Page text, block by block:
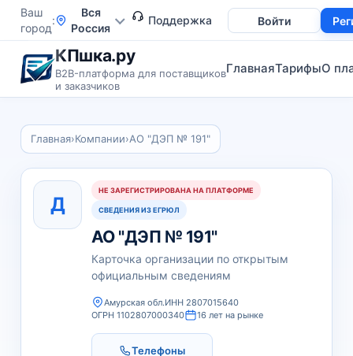
Ваш
город
Вся
Россия
Войти
Поддержка
КПшка.ру
B2B-платформа для поставщиков
и заказчиков
ГлавнаяТарифыО
Главная›Компании›АО "ДЭП № 191"
Д
НЕ ЗАРЕГИСТРИРОВАНА НА ПЛАТФОРМЕ
СВЕДЕНИЯ ИЗ ЕГРЮЛ
АО "ДЭП № 191"
Карточка организации по открытым
официальным сведениям
Амурская обл.ИНН 2807015640
ОГРН 1102807000340
16 лет на рынке
Телефоны